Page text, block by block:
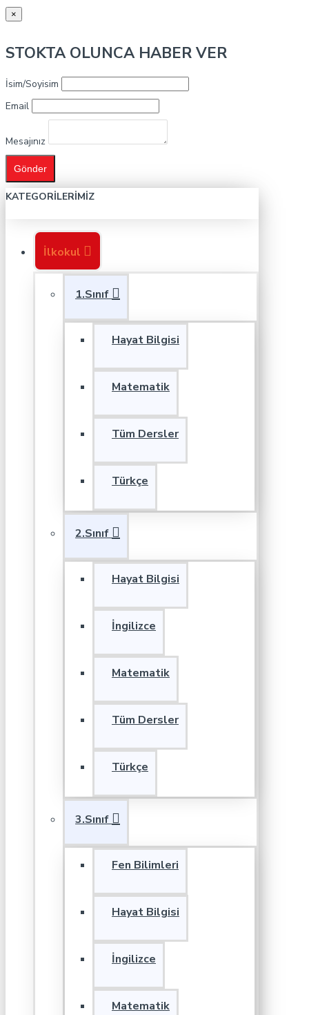
×
STOKTA OLUNCA HABER VER
İsim/Soyisim
Email
Mesajınız
Gönder
KATEGORILERIMIZ
İlkokul
1.Sınıf
Hayat Bilgisi
Matematik
Tüm Dersler
Türkçe
2.Sınıf
Hayat Bilgisi
İngilizce
Matematik
Tüm Dersler
Türkçe
3.Sınıf
Fen Bilimleri
Hayat Bilgisi
İngilizce
Matematik